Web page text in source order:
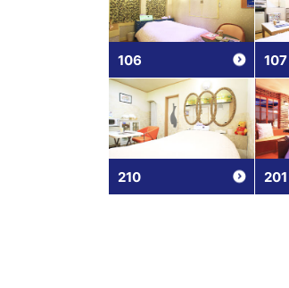
106 107
210 201